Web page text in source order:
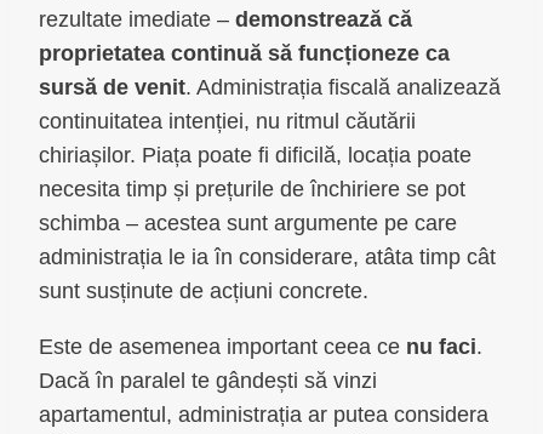
rezultate imediate – demonstrează că
proprietatea continuă să funcționeze ca
sursă de venit. Administrația fiscală analizează
continuitatea intenției, nu ritmul căutării
chiriașilor. Piața poate fi dificilă, locația poate
necesita timp și prețurile de închiriere se pot
schimba – acestea sunt argumente pe care
administrația le ia în considerare, atâta timp cât
sunt susținute de acțiuni concrete.
Este de asemenea important ceea ce nu faci.
Dacă în paralel te gândești să vinzi
apartamentul, administrația ar putea considera